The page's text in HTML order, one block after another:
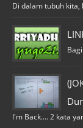
Di dalam tubuh kita,
I'm Back.... 2 kata